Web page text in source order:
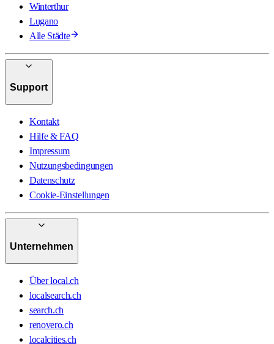
Winterthur
Lugano
Alle Städte
Support
Kontakt
Hilfe & FAQ
Impressum
Nutzungsbedingungen
Datenschutz
Cookie-Einstellungen
Unternehmen
Über local.ch
localsearch.ch
search.ch
renovero.ch
localcities.ch